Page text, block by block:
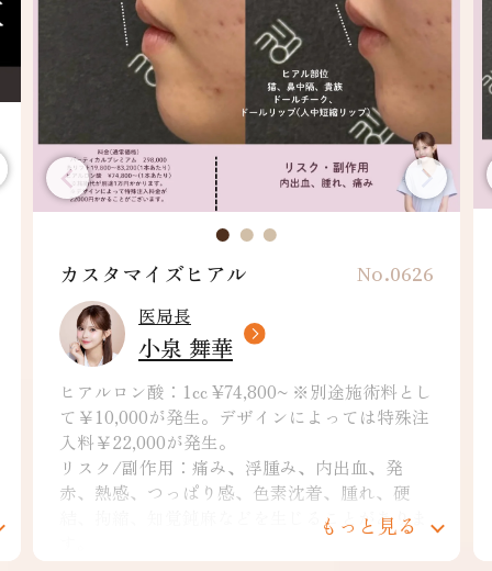
カスタマイズヒアル No.0626
医局長
小泉 舞華
ヒアルロン酸：1cc ¥74,800~ ※別途施術料とし
て￥10,000が発生。デザインによっては特殊注
入料￥22,000が発生。
リスク/副作用：痛み、浮腫み、内出血、発
赤、熱感、つっぱり感、色素沈着、腫れ、硬
結、拘縮、知覚鈍麻などを生じることがありま
もっと見る